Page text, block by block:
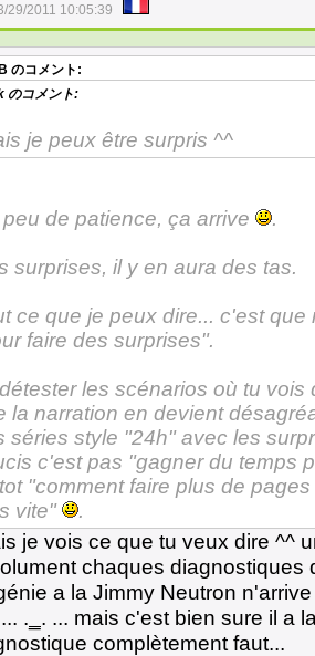
29/2011 10:05:39
のコメント:
のコメント:
je peux être surpris ^^
de patience, ça arrive .
surprises, il y en aura des tas.
ce que je peux dire... c'est
faire des surprises".
les scénarios où tu vois
la narration en devient
séries style "24h" avec les
c'est pas "gagner du temps
"comment faire plus de
vite"
.
je vois ce que tu veux dire ^^
chaques
a la Jimmy Neutron
. . ... mais c'est bien sure il a
complètement faut...